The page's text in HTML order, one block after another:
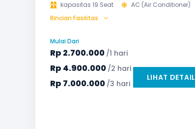
kapasitas 19 Seat
AC (Air Conditioner)
Audio
GPS
Safety Tools (P3K, Windows Breaker, dll)
Rincian Fasilitas
Mulai Dari
Rp 2.700.000 /1 hari
Rp 4.900.000 /2 hari
Rp 7.000.000 /3 hari
LIHAT DETAIL